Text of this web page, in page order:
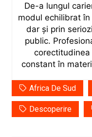
De-a lungul
modul echilibrat
dar și prin
public.
constant în
Africa De Sud
Descoperire